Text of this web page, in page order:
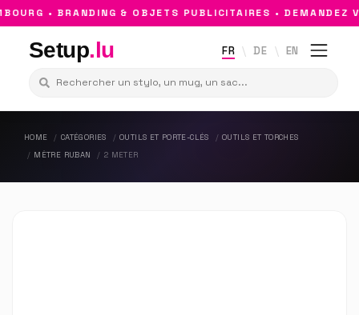
• BRANDING & OBJETS PUBLICITAIRES • DEMANDEZ
Setup.lu FR DE EN
HOME CATÉGORIES OUTILS ET PORTE-CLÉS
OUTILS ET TORCHES
MÈTRE RUBAN
2 METER